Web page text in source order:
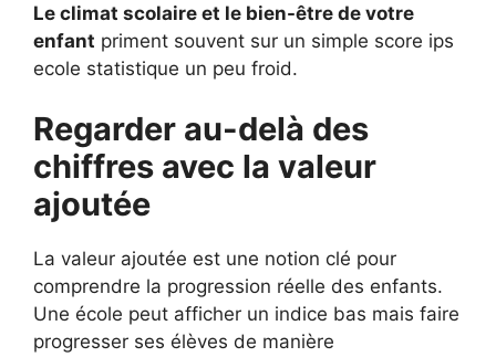
Le climat scolaire et le bien-être de votre
enfant priment souvent sur un simple score ips
ecole statistique un peu froid.
Regarder au-delà des
chiffres avec la valeur
ajoutée
La valeur ajoutée est une notion clé pour
comprendre la progression réelle des enfants.
Une école peut afficher un indice bas mais faire
progresser ses élèves de manière